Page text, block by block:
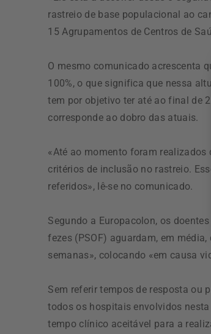
rastreio de base populacional ao
15 Agrupamentos de Centros de
O mesmo comunicado acrescenta
100%, o que significa que nessa
tem por objetivo ter até ao final de
corresponde ao dobro das atuais.
«Até ao momento foram realizados
critérios de inclusão no rastreio.
referidos», lê-se no comunicado.
Segundo a Europacolon, os
fezes (PSOF) aguardam, em
semanas», colocando «em causa
Sem referir tempos de resposta ou
todos os hospitais envolvidos
tempo clínico aceitável para a